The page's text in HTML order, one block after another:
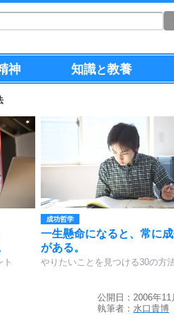
神 知識と教養
成功哲学
一生懸命になると、常に
がある。
やりたいことを見つける30の方
公開日：2006年11
執筆者： 水口貴博